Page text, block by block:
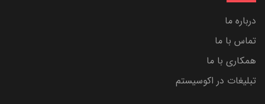
درباره ما
تماس با ما
همکاری با ما
تبلیغات در اکوسیستم